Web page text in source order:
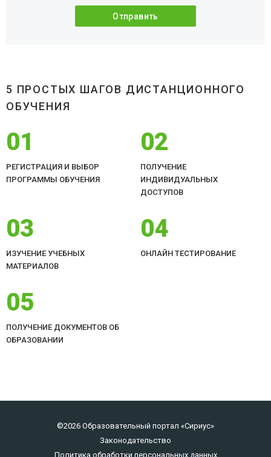
5 ПРОСТЫХ ШАГОВ ДИСТАНЦИОННОГО
ОБУЧЕНИЯ
01
РЕГИСТРАЦИЯ И ВЫБОР
ПРОГРАММЫ ОБУЧЕНИЯ
02
ПОЛУЧЕНИЕ
ИНДИВИДУАЛЬНЫХ
ДОСТУПОВ
03
ИЗУЧЕНИЕ УЧЕБНЫХ
МАТЕРИАЛОВ
04
ОНЛАЙН ТЕСТИРОВАНИЕ
05
ПОЛУЧЕНИЕ ДОКУМЕНТОВ ОБ
ОБРАЗОВАНИИ
©2026 Образовательный портал «Сириус»
Законодательство
Политика обработки персональных данных